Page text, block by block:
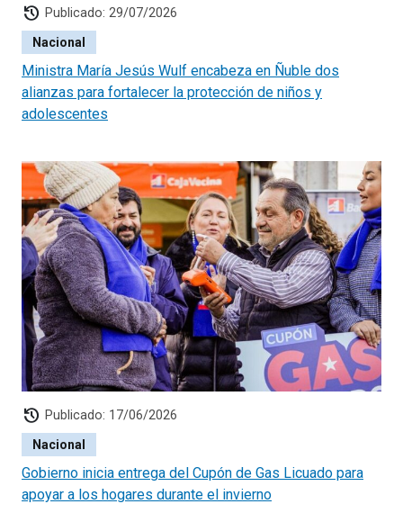
history Publicado: 29/07/2026
Nacional
Ministra María Jesús Wulf encabeza en Ñuble dos
alianzas para fortalecer la protección de niños y
adolescentes
history Publicado: 17/06/2026
Nacional
Gobierno inicia entrega del Cupón de Gas Licuado para
apoyar a los hogares durante el invierno